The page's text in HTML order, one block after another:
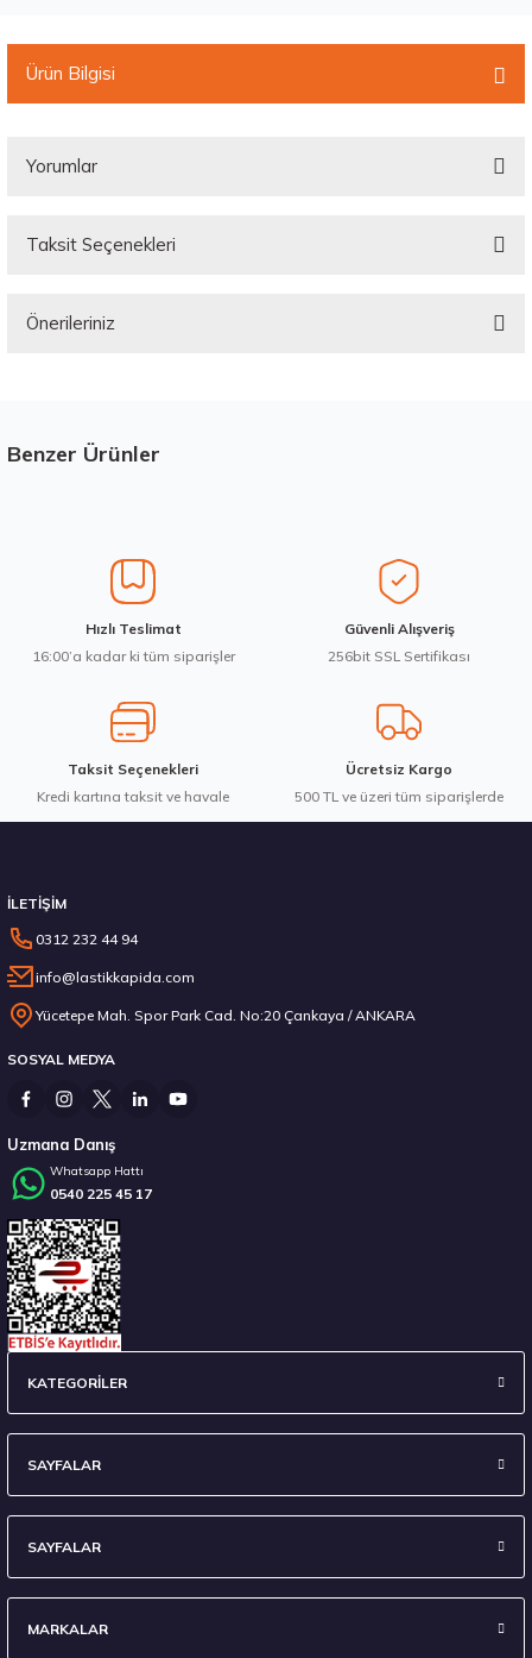
Ürün Bilgisi
Yorumlar
Taksit Seçenekleri
Önerileriniz
Görüş ve önerileriniz için teşekkür ederiz.
Ürün bilgilerinde hatalar bulunuyor.
Ürün fiyatı diğer sitelerden daha pahalı.
Bu ürüne benzer farklı alternatifler olmalı.
Benzer Ürünler
Hankook 205/65R16C 107/105T VanTRa LT RA18 Yaz 2026
6.792,50 ₺
Stokta 12 Adet
Hızlı Teslimat
16:00’a kadar ki tüm siparişler
Güvenli Alışveriş
256bit SSL Sertifikası
Taksit Seçenekleri
Kredi kartına taksit ve havale
Ücretsiz Kargo
500 TL ve üzeri tüm siparişlerde
İLETİŞİM
0312 232 44 94
info@lastikkapida.com
Yücetepe Mah. Spor Park Cad. No:20 Çankaya / ANKARA
SOSYAL MEDYA
Uzmana Danış
Whatsapp Hattı
0540 225 45 17
KATEGORİLER
SAYFALAR
SAYFALAR
MARKALAR